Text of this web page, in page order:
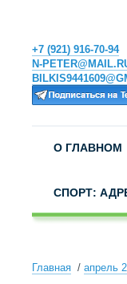
+7 (921) 916-70-94
N-
О ГЛАВНОМ
СПОРТ:
Главная апрель